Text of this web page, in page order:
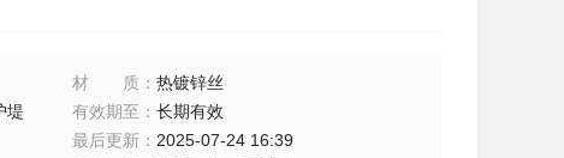
材质 ：热镀锌丝
堤
有效期至 ：长期有效
最后更新 ： 2025-07-24 16:39